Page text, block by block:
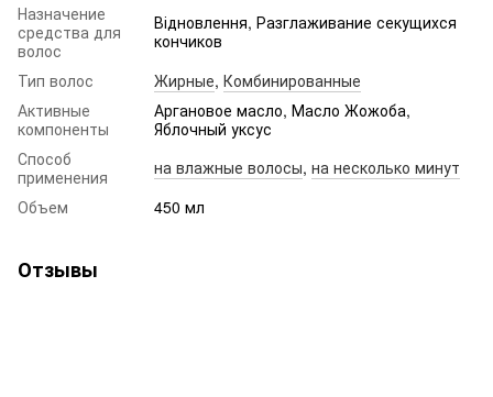
Назначение
средства для
волос
Відновлення, Разглаживание секущихся
кончиков
Тип волос
Жирные, Комбинированные
Активные
компоненты
Аргановое масло, Масло Жожоба,
Яблочный уксус
Способ
применения
на влажные волосы, на несколько минут
Объем
450 мл
Отзывы